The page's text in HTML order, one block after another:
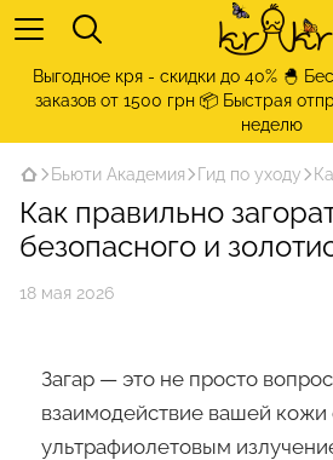
Выгодное кря - скидки до 40% 🐣
заказов от 1500 грн 📦 Быстрая
неделю
Бьюти Академия Гид по уходу
Как правильно
безопасного и
18 мая 2026
Загар — это не просто
взаимодействие вашей кожи
ультрафиолетовым